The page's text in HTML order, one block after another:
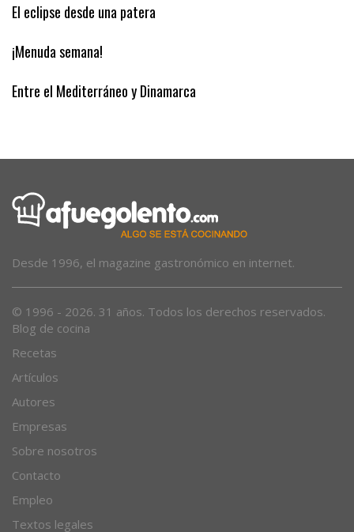
El eclipse desde una patera
¡Menuda semana!
Entre el Mediterráneo y Dinamarca
Desde 1996, el magazine gastronómico en internet.
© 1996 - 2026. 31 años. Todos los derechos reservados.
Blog de cocina
Recetas
Artículos
Autores
Empresas
Sobre nosotros
Contacto
Empleo
Textos legales